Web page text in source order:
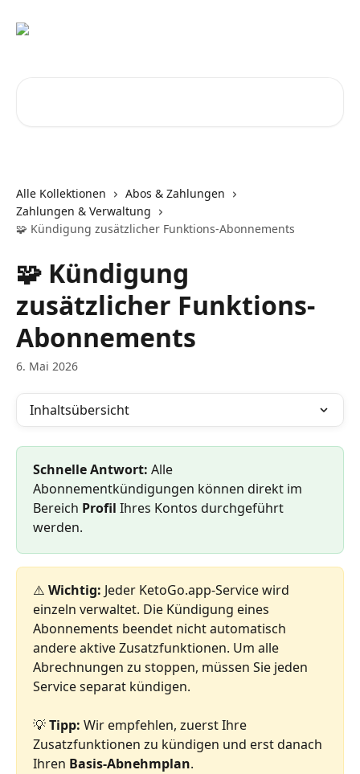
Alle Kollektionen
Abos & Zahlungen
Zahlungen & Verwaltung
🧩 Kündigung zusätzlicher Funktions-Abonnements
🧩 Kündigung
zusätzlicher Funktions-
Abonnements
6. Mai 2026
Inhaltsübersicht
Schnelle Antwort: Alle
Abonnementkündigungen können direkt im
Bereich Profil Ihres Kontos durchgeführt
werden.
⚠️ Wichtig: Jeder KetoGo.app-Service wird
einzeln verwaltet. Die Kündigung eines
Abonnements beendet nicht automatisch
andere aktive Zusatzfunktionen. Um alle
Abrechnungen zu stoppen, müssen Sie jeden
Service separat kündigen.
💡 Tipp: Wir empfehlen, zuerst Ihre
Zusatzfunktionen zu kündigen und erst danach
Ihren Basis-Abnehmplan.